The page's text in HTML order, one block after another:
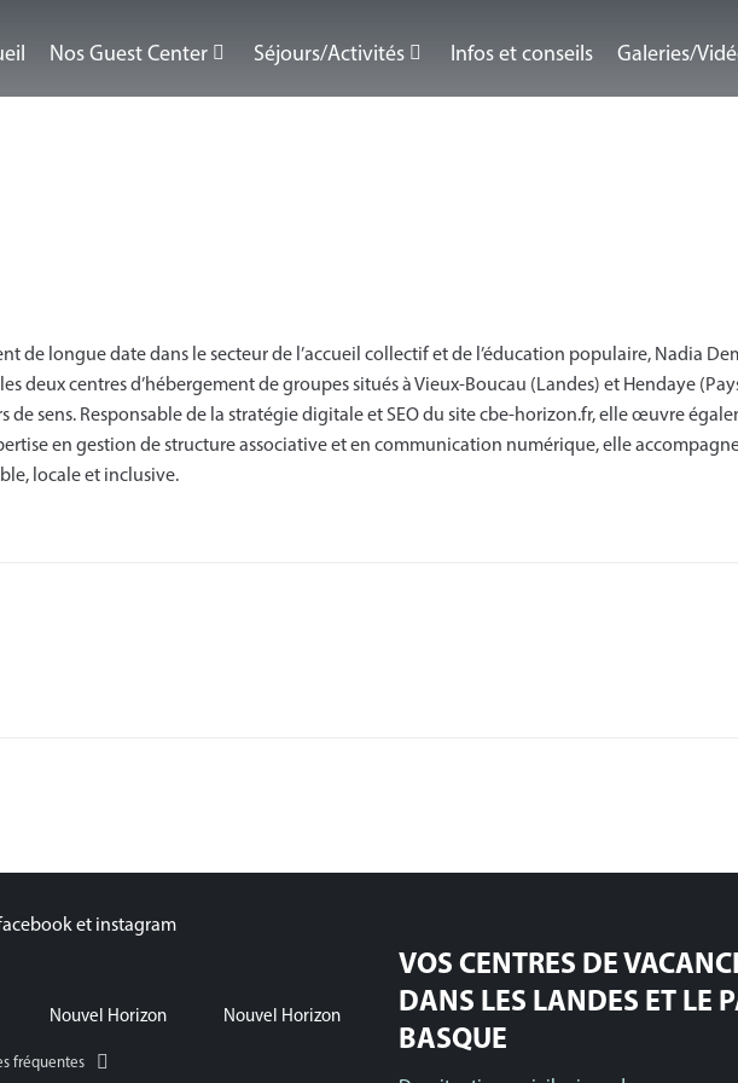
Nos Guest Center Séjours/Activités Infos et conseils Galeries/
de longue date dans le secteur de l’accueil collectif et de l’éducation populaire, Nadia
deux centres d’hébergement de groupes situés à Vieux-Boucau (Landes) et Hendaye
de sens. Responsable de la stratégie digitale et SEO du site cbe-horizon.fr, elle œuvre
en gestion de structure associative et en communication numérique, elle
locale et inclusive.
et instagram
Nouvel Horizon Nouvel Horizon
fréquentes
VOS CENTRES DE
DANS LES LANDES ET LE
BASQUE